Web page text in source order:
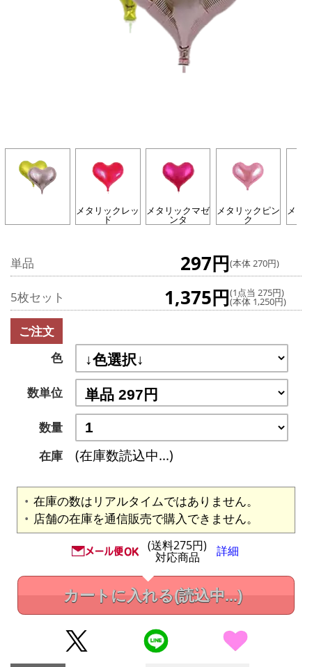
メタリックレッ
ド
メタリックマゼ
ンタ
メタリックピン
ク
メタ
単品 297円(本体 270円)
5枚セット 1,375円(1点当 275円)
(本体 1,250円)
ご注文
色
数単位
数量
在庫
(在庫数読込中...)
在庫の数はリアルタイムではありません。
店舗の在庫を通信販売で購入できません。
(送料275円)
対応商品 詳細
カートに入れる(読込中...)